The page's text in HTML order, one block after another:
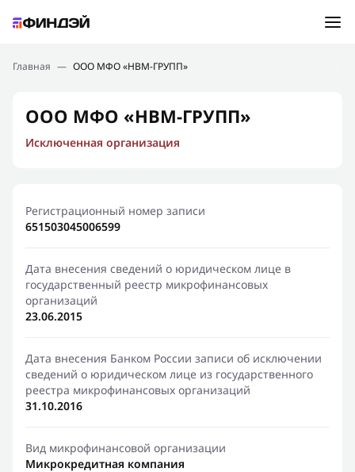
Подбор займа
Новости
Финансовое просвещение
Главная — ООО МФО «НВМ-ГРУПП»
ООО МФО «НВМ-ГРУПП»
Исключенная организация
Регистрационный номер записи
651503045006599
Дата внесения сведений о юридическом лице в
государственный реестр микрофинансовых
организаций
23.06.2015
Дата внесения Банком России записи об исключении
сведений о юридическом лице из государственного
реестра микрофинансовых организаций
31.10.2016
Вид микрофинансовой организации
Микрокредитная компания
Ошибка:Контактная форма не найдена.
Спасибо, что написали нам
Мы свяжемся с Вами в ближайшее время и сообщим
результат
Отправить новый запрос